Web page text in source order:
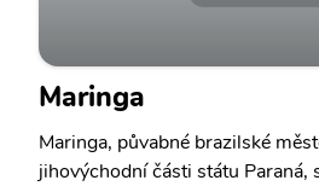
Maringa
Maringa, půvabné brazilské
jihovýchodní části státu Paraná,